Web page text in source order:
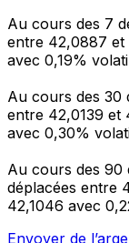
Au cours des 7
entre 42,0887 et
avec 0,19%
Au cours des 30
entre 42,0139 et
avec 0,30%
Au cours des 90
déplacées entre
42,1046 avec
Envoyer de